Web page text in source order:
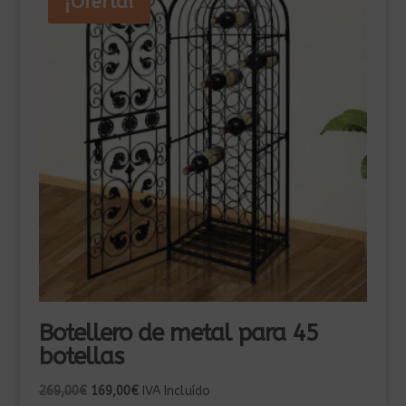
Botellero de metal para 45
botellas
269,00€ El
169,00€ElIVA Incluído